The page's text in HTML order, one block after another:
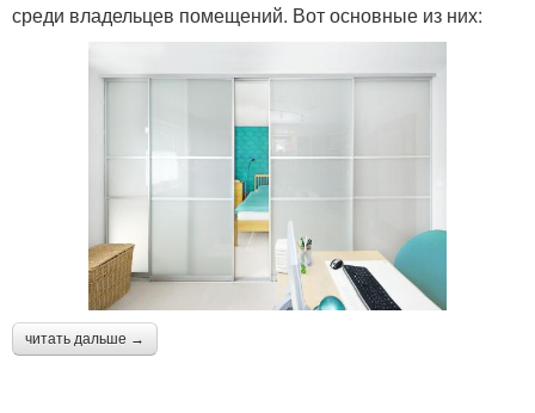
среди владельцев помещений. Вот основные из них:
читать дальше →